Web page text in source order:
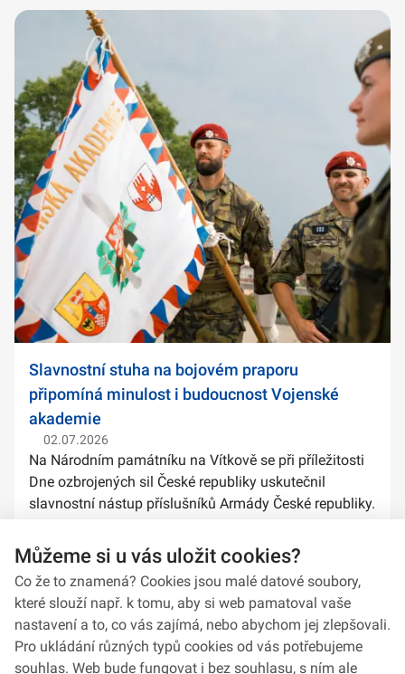
Slavnostní stuha na bojovém praporu
připomíná minulost i budoucnost Vojenské
akademie
02.07.2026
Na Národním památníku na Vítkově se při příležitosti
Dne ozbrojených sil České republiky uskutečnil
slavnostní nástup příslušníků Armády České republiky.
stuh na bojové prapory vybranýc...
Můžeme si u vás uložit cookies?
Co že to znamená? Cookies jsou malé datové soubory,
které slouží např. k tomu, aby si web pamatoval vaše
nastavení a to, co vás zajímá, nebo abychom jej zlepšovali.
Pro ukládání různých typů cookies od vás potřebujeme
souhlas. Web bude fungovat i bez souhlasu, s ním ale